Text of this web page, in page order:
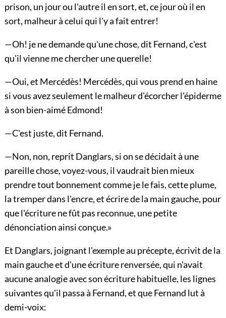
prison, un jour ou l'autre il en sort, et, ce jour où il en
sort, malheur à celui qui l'y a fait entrer!
—Oh! je ne demande qu'une chose, dit Fernand, c'est
qu'il vienne me chercher une querelle!
—Oui, et Mercédès! Mercédès, qui vous prend en haine
si vous avez seulement le malheur d'écorcher l'épiderme
à son bien-aimé Edmond!
—C'est juste, dit Fernand.
—Non, non, reprit Danglars, si on se décidait à une
pareille chose, voyez-vous, il vaudrait bien mieux
prendre tout bonnement comme je le fais, cette plume,
la tremper dans l'encre, et écrire de la main gauche, pour
que l'écriture ne fût pas reconnue, une petite
dénonciation ainsi conçue.»
Et Danglars, joignant l'exemple au précepte, écrivit de la
main gauche et d'une écriture renversée, qui n'avait
aucune analogie avec son écriture habituelle, les lignes
suivantes qu'il passa à Fernand, et que Fernand lut à
demi-voix: